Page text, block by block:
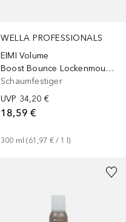
WELLA PROFESSIONALS
EIMI Volume
Boost Bounce Lockenmousse
Schaumfestiger
UVP 34,20 €
18,59 €
300 ml (61,97 € / 1 l)